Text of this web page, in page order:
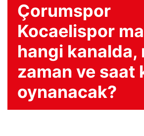
Çorumspor
Kocaelispor
hangi kanalda,
zaman ve saat
oynanacak?